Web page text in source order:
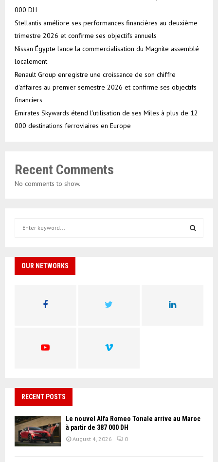
000 DH
Stellantis améliore ses performances financières au deuxième
trimestre 2026 et confirme ses objectifs annuels
Nissan Égypte lance la commercialisation du Magnite assemblé
localement
Renault Group enregistre une croissance de son chiffre
d’affaires au premier semestre 2026 et confirme ses objectifs
financiers
Emirates Skywards étend l’utilisation de ses Miles à plus de 12
000 destinations ferroviaires en Europe
Recent Comments
No comments to show.
h
OUR NETWORKS
RECENT POSTS
Le nouvel Alfa Romeo Tonale arrive au Maroc
à partir de 387 000 DH
August 4, 2026 0